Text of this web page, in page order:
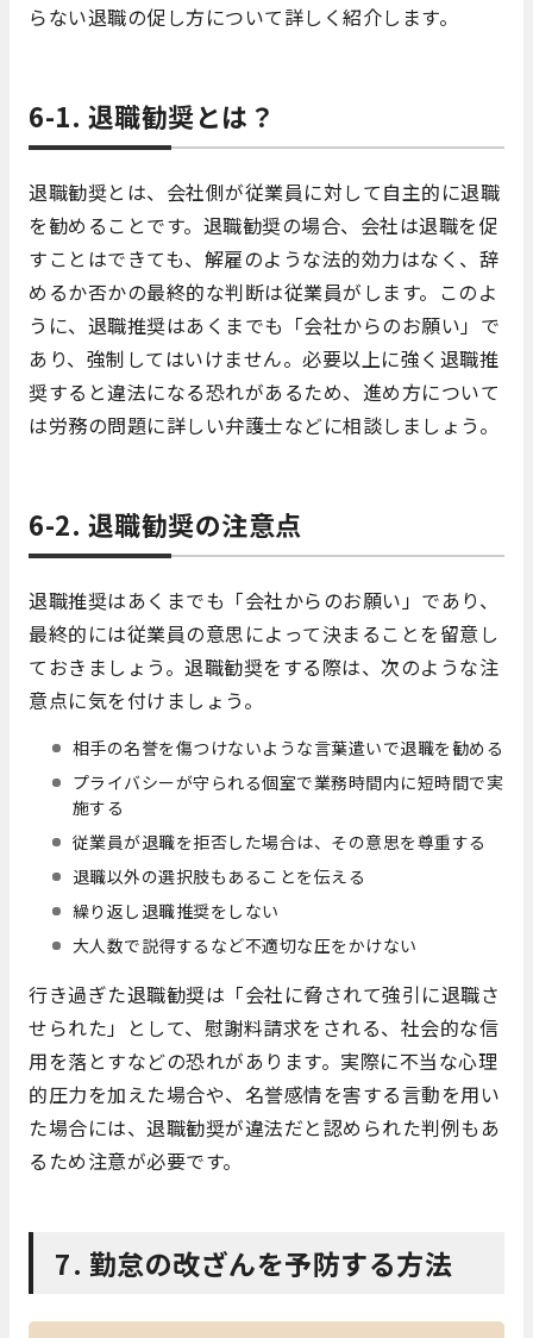
らない退職の促し方について詳しく紹介します。
6-1. 退職勧奨とは？
退職勧奨とは、会社側が従業員に対して自主的に退職
を勧めることです。退職勧奨の場合、会社は退職を促
すことはできても、解雇のような法的効力はなく、辞
めるか否かの最終的な判断は従業員がします。このよ
うに、退職推奨はあくまでも「会社からのお願い」で
あり、強制してはいけません。必要以上に強く退職推
奨すると違法になる恐れがあるため、進め方について
は労務の問題に詳しい弁護士などに相談しましょう。
6-2. 退職勧奨の注意点
退職推奨はあくまでも「会社からのお願い」であり、
最終的には従業員の意思によって決まることを留意し
ておきましょう。退職勧奨をする際は、次のような注
意点に気を付けましょう。
相手の名誉を傷つけないような言葉遣いで退職を勧める
プライバシーが守られる個室で業務時間内に短時間で実
施する
従業員が退職を拒否した場合は、その意思を尊重する
退職以外の選択肢もあることを伝える
繰り返し退職推奨をしない
大人数で説得するなど不適切な圧をかけない
行き過ぎた退職勧奨は「会社に脅されて強引に退職さ
せられた」として、慰謝料請求をされる、社会的な信
用を落とすなどの恐れがあります。実際に不当な心理
的圧力を加えた場合や、名誉感情を害する言動を用い
た場合には、退職勧奨が違法だと認められた判例もあ
るため注意が必要です。
7. 勤怠の改ざんを予防する方法